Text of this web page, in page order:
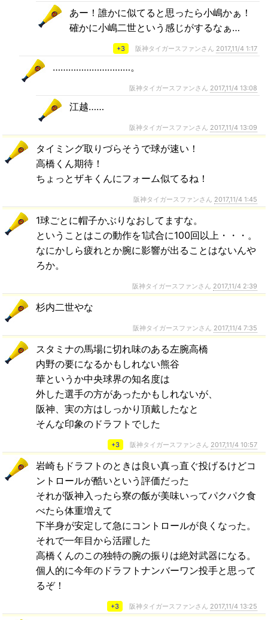
あー！誰かに似てると思ったら小嶋かぁ！
確かに小嶋二世という感じがするなぁ…
+3 阪神タイガースファンさん 2017,11/4 1:17
…………………………。
阪神タイガースファンさん 2017,11/4 13:08
江越……
阪神タイガースファンさん 2017,11/4 13:09
タイミング取りづらそうで球が速い！
高橋くん期待！
ちょっとザキくんにフォーム似てるね！
阪神タイガースファンさん 2017,11/4 1:45
1球ごとに帽子かぶりなおしてますな。
ということはこの動作を1試合に100回以上・・・。
なにかしら疲れとか腕に影響が出ることはないんや
ろか。
阪神タイガースファンさん 2017,11/4 2:39
杉内二世やな
阪神タイガースファンさん 2017,11/4 7:35
スタミナの馬場に切れ味のある左腕高橋
内野の要になるかもしれない熊谷
華というか中央球界の知名度は
外した選手の方があったかもしれないが、
阪神、実の方はしっかり頂戴したなと
そんな印象のドラフトでした
+3 阪神タイガースファンさん 2017,11/4 10:57
岩崎もドラフトのときは良い真っ直ぐ投げるけどコ
ントロールが酷いという評価だった
それが阪神入ったら寮の飯が美味いってパクパク食
べたら体重増えて
下半身が安定して急にコントロールが良くなった。
それで一年目から活躍した
高橋くんのこの独特の腕の振りは絶対武器になる。
個人的に今年のドラフトナンバーワン投手と思って
るぞ！
+3 阪神タイガースファンさん 2017,11/4 13:25